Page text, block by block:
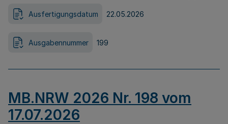
Ausfertigungsdatum 22.05.2026
Ausgabennummer 199
MB.NRW 2026 Nr. 198 vom
17.07.2026